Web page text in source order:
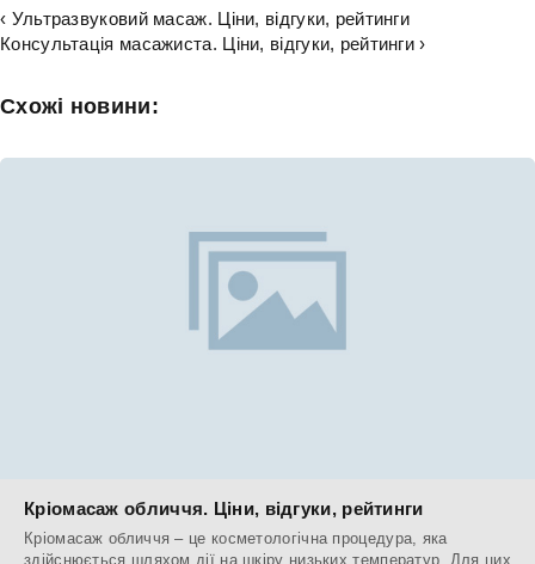
‹ Ультразвуковий масаж. Ціни, відгуки, рейтинги
Консультація масажиста. Ціни, відгуки, рейтинги ›
Схожі новини:
Кріомасаж обличчя. Ціни, відгуки, рейтинги
Кріомасаж обличчя – це косметологічна процедура, яка
здійснюється шляхом дії на шкіру низьких температур. Для цих